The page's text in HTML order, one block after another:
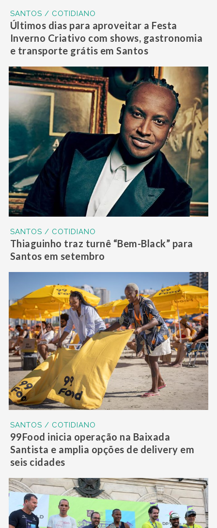
SANTOS / COTIDIANO
Últimos dias para aproveitar a Festa
Inverno Criativo com shows, gastronomia
e transporte grátis em Santos
SANTOS / COTIDIANO
Thiaguinho traz turnê “Bem-Black” para
Santos em setembro
SANTOS / COTIDIANO
99Food inicia operação na Baixada
Santista e amplia opções de delivery em
seis cidades